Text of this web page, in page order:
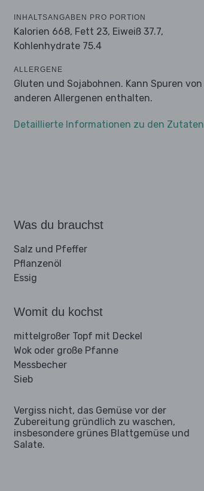
INHALTSANGABEN PRO PORTION
Kalorien 668, Fett 23, Eiweiß 37.7,
Kohlenhydrate 75.4
ALLERGENE
Gluten und Sojabohnen. Kann Spuren von
anderen Allergenen enthalten.
Detaillierte Informationen zu den Zutaten
Was du brauchst
Salz und Pfeffer
Pflanzenöl
Essig
Womit du kochst
mittelgroßer Topf mit Deckel
Wok oder große Pfanne
Messbecher
Sieb
Vergiss nicht, das Gemüse vor der
Zubereitung gründlich zu waschen,
insbesondere grünes Blattgemüse und
Salate.